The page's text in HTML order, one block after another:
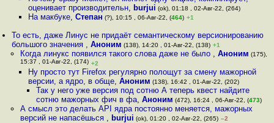
оценивает производительн, burjui (ok), 01:18 , 02-Авг-22, (264)
На макбуке, Степан (?), 10:15 , 06-Авг-22, (464) +1
То есть, даже Линус не придаёт семантическому версионированию
большого значения ,Аноним (138), 14:20 , 01-Авг-22, (138) +1
Когда линукс появился такого слова даже не было , Аноним (175),
15:37 , 01-Авг-22, (174) +2
Ну просто тут Firefox регулярно полощут за смену мажорной
версии, а ядро, в обще, Аноним (138), 16:42 , 01-Авг-22, (202)
Так у него уже версия под сотню А теперь квест найдите
сотню мажорных фич в фа,Аноним (472), 16:24 , 06-Авг-22, (473)
А смысл это делать API ядра постоянно меняется, мажорных
версий не напасёшься , burjui (ok), 01:20 , 02-Авг-22, (265) –2